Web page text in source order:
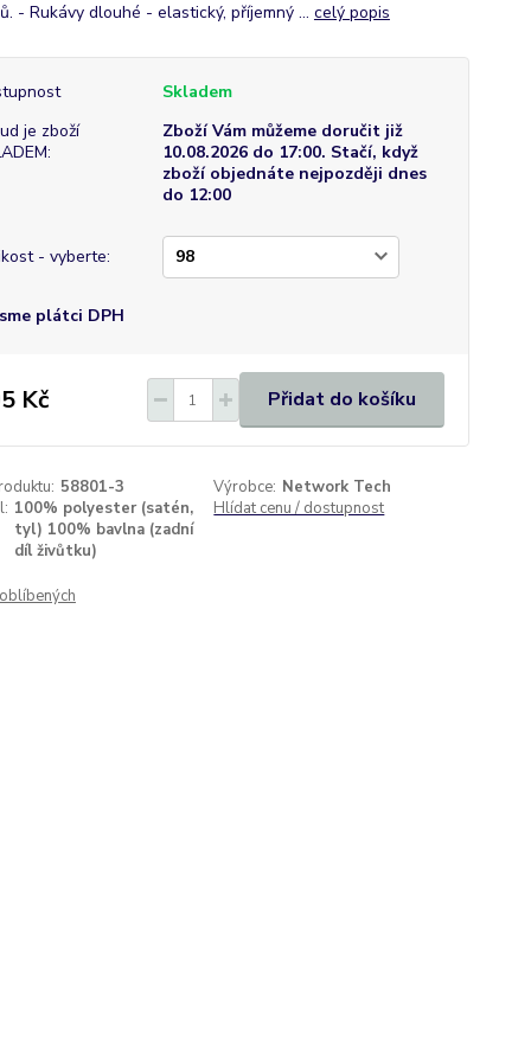
- Rukávy dlouhé - elastický, příjemný ... celý popis
Skladem
je zboží
Zboží Vám můžeme doručit již
10.08.2026 do 17:00. Stačí, když
zboží objednáte nejpozději dnes
do 12:00
- vyberte:
plátci DPH
Kč Přidat do košíku
58801-3 Výrobce: Network Tech
100% polyester (satén,
tyl) 100% bavlna (zadní
díl živůtku)
Hlídat cenu / dostupnost